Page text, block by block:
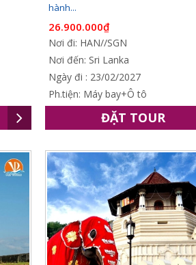
hành...
26.900.000₫
Nơi đi: HAN//SGN
Nơi đến: Sri Lanka
Ngày đi : 23/02/2027
Ph.tiện: Máy bay+Ô tô
ĐẶT TOUR